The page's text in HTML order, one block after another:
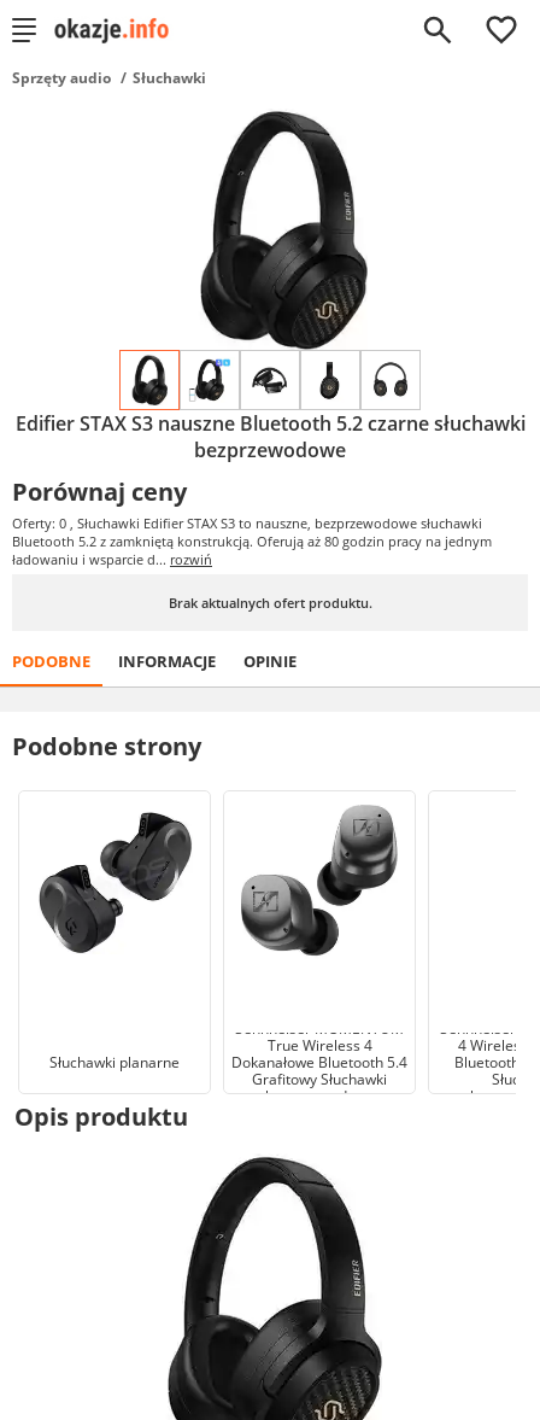
0
Sprzęty audio Słuchawki
Edifier STAX S3 nauszne Bluetooth 5.2 czarne słuchawki
bezprzewodowe
Porównaj ceny
Oferty: 0 , Słuchawki Edifier STAX S3 to nauszne, bezprzewodowe słuchawki
Bluetooth 5.2 z zamkniętą konstrukcją. Oferują aż 80 godzin pracy na jednym
ładowaniu i wsparcie d... rozwiń
Brak aktualnych ofert produktu.
PODOBNE INFORMACJE OPINIE
Podobne strony
Słuchawki planarne
Sennheiser MOMENTUM
True Wireless 4
Dokanałowe Bluetooth 5.4
Grafitowy Słuchawki
bezprzewodowe
Sennheiser
4 Wireless
Bluetooth
Opis produktu